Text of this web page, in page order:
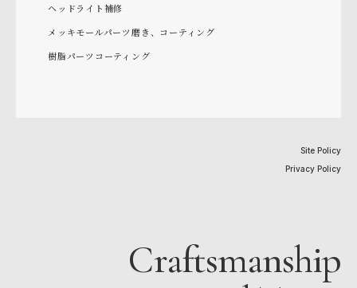
ヘッドライト補修
メッキモールパーツ磨き、コーティング
樹脂パーツコーティング
Site Policy
Privacy Policy
Craftsmanship